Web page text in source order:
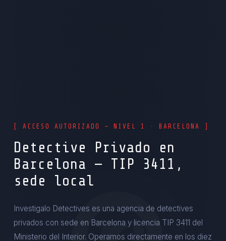
[ ACCESO AUTORIZADO — NIVEL 1 · BARCELONA ]
Detective Privado en
Barcelona — TIP 3411,
sede local
Investigalo Detectives es una agencia de detectives
privados con sede en Barcelona y licencia TIP 3411 del
Ministerio del Interior. Operamos directamente en los diez